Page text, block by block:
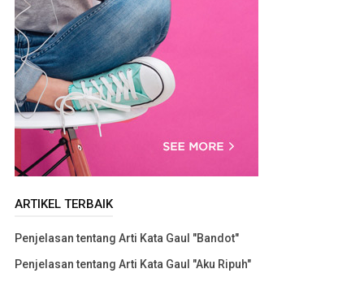
ARTIKEL TERBAIK
Penjelasan tentang Arti Kata Gaul "Bandot"
Penjelasan tentang Arti Kata Gaul "Aku Ripuh"